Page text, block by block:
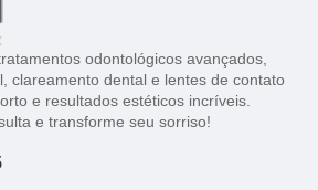
odontológicos avançados,
clareamento dental e lentes de contato
e resultados estéticos incríveis.
e transforme seu sorriso!